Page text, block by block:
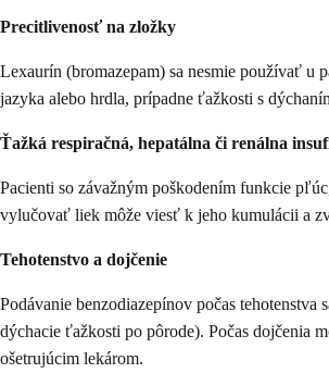
Precitlivenosť na zložky
Lexaurín (bromazepam) sa nesmie používať u
jazyka alebo hrdla, prípadne ťažkosti s
Ťažká respiračná, hepatálna či renálna
Pacienti so závažným poškodením funkcie
vylučovať liek môže viesť k jeho kumulácii a
Tehotenstvo a dojčenie
Podávanie benzodiazepínov počas
dýchacie ťažkosti po pôrode). Počas dojčenia
ošetrujúcim lekárom.